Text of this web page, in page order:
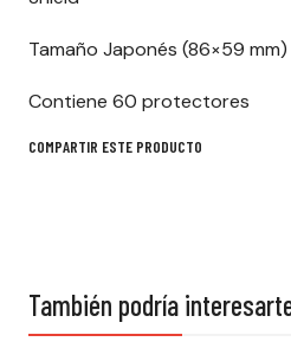
Tamaño Japonés (86×59 mm)
Contiene 60 protectores
COMPARTIR ESTE PRODUCTO
También podría